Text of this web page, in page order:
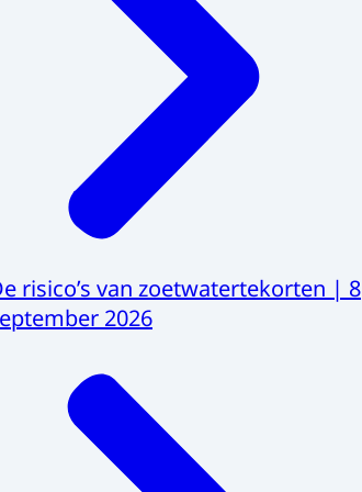
risico’s van zoetwatertekorten | 8
2026